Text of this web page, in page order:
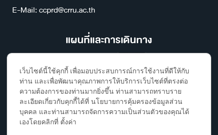
E-Mail: ccprd@crru.ac.th
แผนที่และการเดินทาง
เว็บไซต์นี้ใช้คุกกี้ เพื่อมอบประสบการณ์การใช้งานที่ดีให้กับ
ท่าน และเพื่อพัฒนาคุณภาพการให้บริการเว็บไซต์ที่ตรงต่อ
ความต้องการของท่านมากยิ่งขึ้น ท่านสามารถทราบราย
ละเอียดเกี่ยวกับคุกกี้ได้ที่ นโยบายการคุ้มครองข้อมูลส่วน
บุคคล และท่านสามารถจัดการความเป็นส่วนตัวของคุณได้
เองโดยคลิกที่ ตั้งค่า